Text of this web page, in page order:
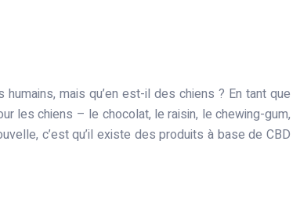
mais qu’en est-il des chiens ? En tant que
les chiens – le chocolat, le raisin, le chewing-gum,
c’est qu’il existe des produits à base de CBD